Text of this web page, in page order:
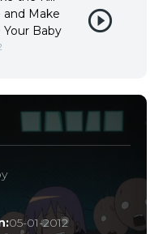
and Make
Your Baby
05-01-2012